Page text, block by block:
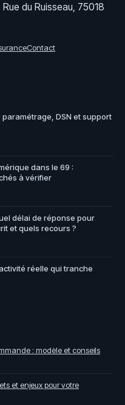
du Ruisseau, 75018
Contact
DSN et support
dans le 69 :
à vérifier
délai de réponse pour
et quels recours ?
réelle qui tranche
: modèle et conseils
et enjeux pour votre